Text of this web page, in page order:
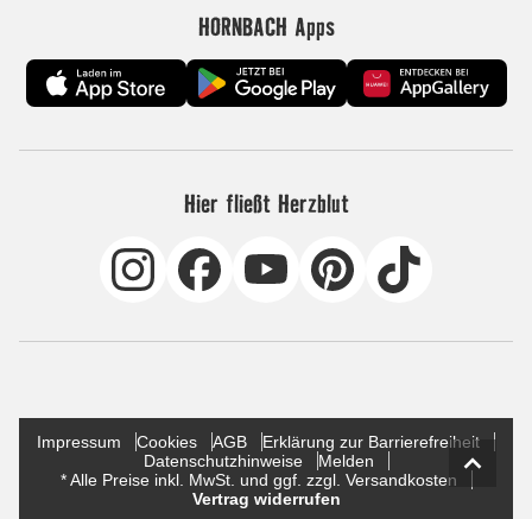
HORNBACH Apps
Hier fließt Herzblut
Impressum Cookies AGB
Erklärung zur Barrierefreiheit
Datenschutzhinweise
Melden
* Alle Preise inkl. MwSt. und ggf. zzgl. Versandkosten
Vertrag widerrufen